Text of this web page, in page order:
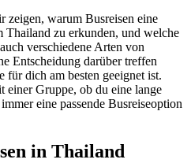
warum Busreisen eine
zu erkunden, und welche
verschiedene Arten von
Entscheidung darüber treffen
dich am besten geeignet ist.
einer Gruppe, ob du eine lange
eine passende Busreiseoption
in Thailand